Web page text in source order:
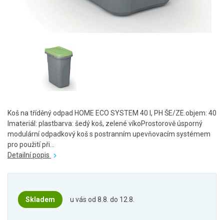
Koš na tříděný odpad HOME ECO SYSTEM 40 l, PH ŠE/ZE.objem: 40
lmateriál: plastbarva: šedý koš, zelené víkoProstorově úsporný
modulární odpadkový koš s postranním upevňovacím systémem
pro použití při...
Detailní popis
Skladem u vás od 8.8. do 12.8.